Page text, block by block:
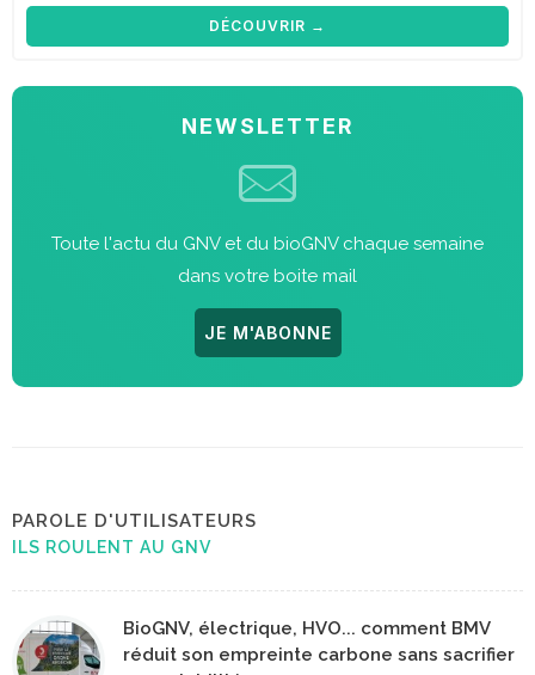
DÉCOUVRIR →
NEWSLETTER
Toute l'actu du GNV et du bioGNV chaque semaine
dans votre boite mail
JE M'ABONNE
PAROLE D'UTILISATEURS
ILS ROULENT AU GNV
BioGNV, électrique, HVO... comment BMV
réduit son empreinte carbone sans sacrifier